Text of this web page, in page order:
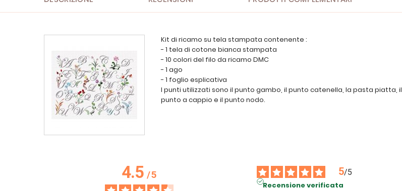
Kit di ricamo su tela stampata contenente :
- 1 tela di cotone bianca stampata
- 10 colori del filo da ricamo DMC
- 1 ago
- 1 foglio esplicativa
I punti utilizzati sono il punto gambo, il punto catenella, la pasta piatta, il
punto a cappio e il punto nodo.
4.5/5 5/5
Recensione verificata